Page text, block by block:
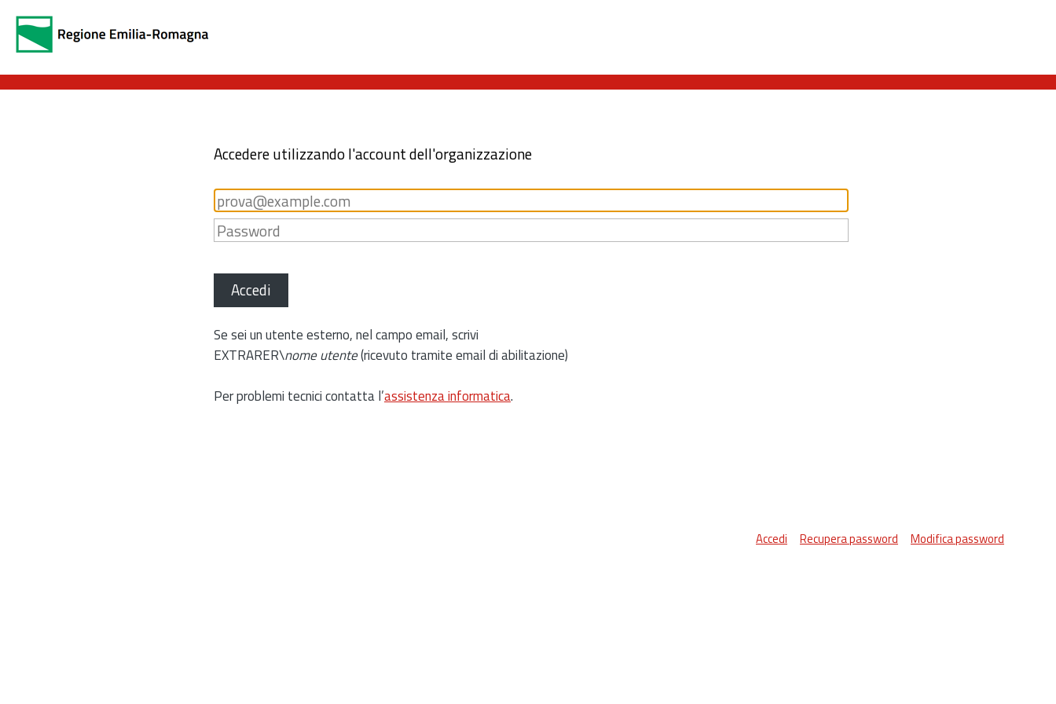
Accedere utilizzando l'account dell'organizzazione
Accedi
Se sei un utente esterno, nel campo email, scrivi
EXTRARER\nome utente(ricevuto tramite email di abilitazione)
Per problemi tecnici contatta l’assistenza informatica.
Accedi Recupera password Modifica password